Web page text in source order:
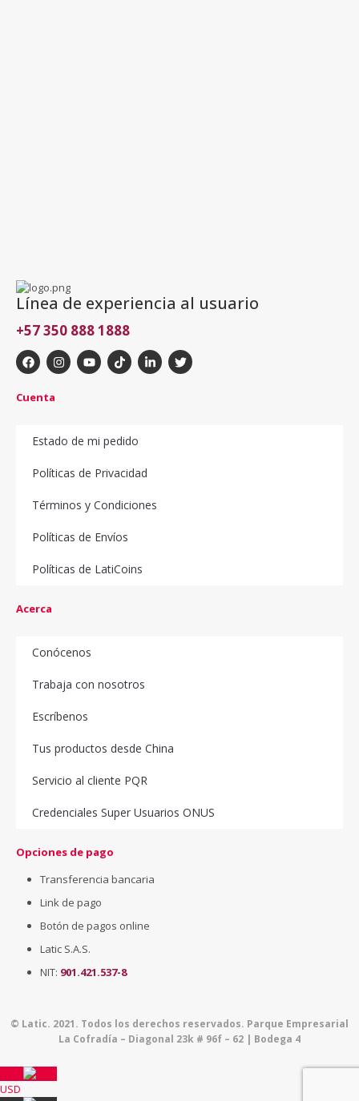
Línea de experiencia al usuario
+57 350 888 1888
Cuenta
Estado de mi pedido
Políticas de Privacidad
Términos y Condiciones
Políticas de Envíos
Políticas de LatiCoins
Acerca
Conócenos
Trabaja con nosotros
Escríbenos
Tus productos desde China
Servicio al cliente PQR
Credenciales Super Usuarios ONUS
Opciones de pago
Transferencia bancaria
Link de pago
Botón de pagos online
Latic S.A.S.
NIT: 901.421.537-8
© Latic. 2021. Todos los derechos reservados. Parque Empresarial
La Cofradía – Diagonal 23k # 96f – 62 | Bodega 4
USD